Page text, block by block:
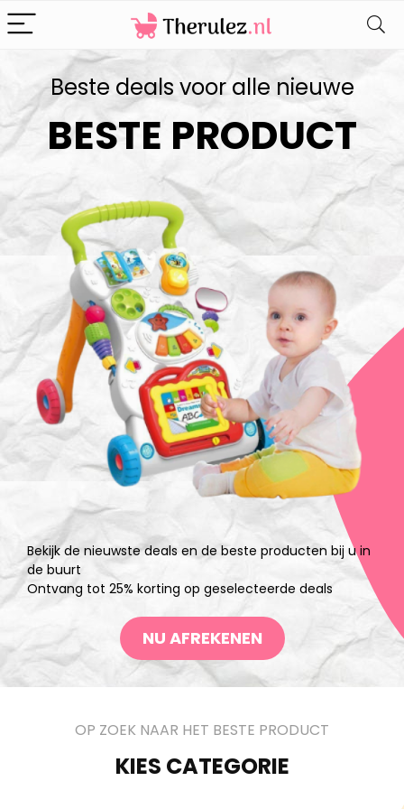
Beste deals voor alle nieuwe
BESTE PRODUCT
Bekijk de nieuwste deals en de beste producten bij u in
de buurt
Ontvang tot 25% korting op geselecteerde deals
NU AFREKENEN
OP ZOEK NAAR HET BESTE PRODUCT
KIES CATEGORIE